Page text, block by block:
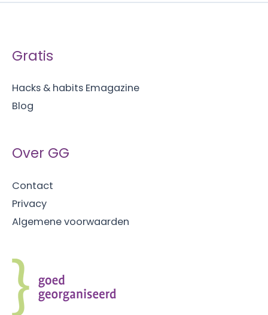
van
Gratis
Hacks & habits Emagazine
Blog
Over GG
Contact
Privacy
Algemene voorwaarden